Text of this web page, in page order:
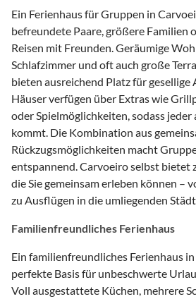
Ein Ferienhaus für Gruppen in
befreundete Paare, größere Familien
Reisen mit Freunden. Geräumige
Schlafzimmer und oft auch große
bieten ausreichend Platz für gesellige
Häuser verfügen über Extras wie
oder Spielmöglichkeiten, sodass jeder
kommt. Die Kombination aus
Rückzugsmöglichkeiten macht
entspannend. Carvoeiro selbst bietet
die Sie gemeinsam erleben können –
zu Ausflügen in die umliegenden
Familienfreundliches Ferienhaus
Ein familienfreundliches Ferienhaus
perfekte Basis für unbeschwerte
Voll ausgestattete Küchen, mehrere